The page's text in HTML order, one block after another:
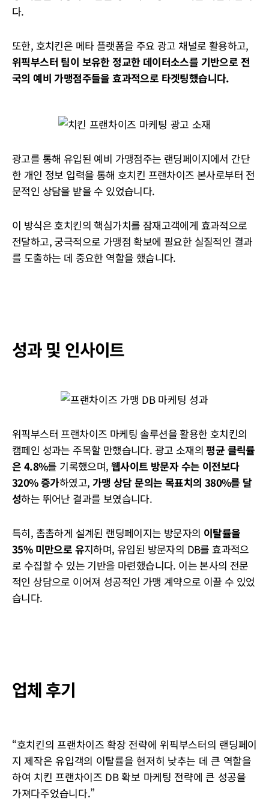
다.
또한, 호치킨은 메타 플랫폼을 주요 광고 채널로 활용하고,
위픽부스터 팀이 보유한 정교한 데이터소스를 기반으로 전
국의 예비 가맹점주들을 효과적으로 타겟팅했습니다.
광고를 통해 유입된 예비 가맹점주는 랜딩페이지에서 간단
한 개인 정보 입력을 통해 호치킨 프랜차이즈 본사로부터 전
문적인 상담을 받을 수 있었습니다.
이 방식은 호치킨의 핵심가치를 잠재고객에게 효과적으로
전달하고, 궁극적으로 가맹점 확보에 필요한 실질적인 결과
를 도출하는 데 중요한 역할을 했습니다.
성과 및 인사이트
위픽부스터 프랜차이즈 마케팅 솔루션을 활용한 호치킨의
캠페인 성과는 주목할 만했습니다. 광고 소재의평균 클릭률
은 4.8%를 기록했으며,웹사이트 방문자 수는 이전보다
320% 증가하였고, 가맹 상담 문의는 목표치의 380%를 달
성하는 뛰어난 결과를 보였습니다.
특히, 촘촘하게 설계된 랜딩페이지는 방문자의 이탈률을
35% 미만으로 유지하며, 유입된 방문자의 DB를 효과적으
로 수집할 수 있는 기반을 마련했습니다. 이는 본사의 전문
적인 상담으로 이어져 성공적인 가맹 계약으로 이끌 수 있었
습니다.
업체 후기
“호치킨의 프랜차이즈 확장 전략에 위픽부스터의 랜딩페이
지 제작은 유입객의 이탈률을 현저히 낮추는 데 큰 역할을
하여 치킨 프랜차이즈 DB 확보 마케팅 전략에 큰 성공을
가져다주었습니다.”